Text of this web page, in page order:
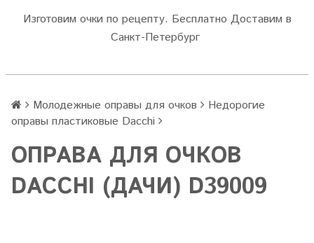
Изготовим очки по рецепту. Бесплатно Доставим в
Санкт-Петербург
Молодежные оправы для очков
Недорогие
оправы пластиковые Dacchi
ОПРАВА ДЛЯ ОЧКОВ
DACCHI (ДАЧИ) D39009